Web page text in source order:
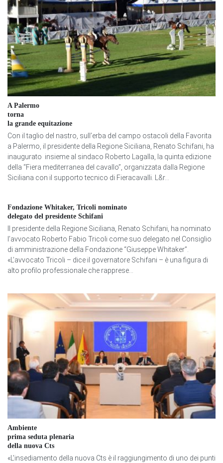
A Palermo
torna
la grande equitazione
Con il taglio del nastro, sull’erba del campo ostacoli della Favorita
a Palermo, il presidente della Regione Siciliana, Renato Schifani, ha
inaugurato insieme al sindaco Roberto Lagalla, la quinta edizione
della “Fiera mediterranea del cavallo”, organizzata dalla Regione
Siciliana con il supporto tecnico di Fieracavalli. L&r...
Fondazione Whitaker, Tricoli nominato
delegato del presidente Schifani
Il presidente della Regione Siciliana, Renato Schifani, ha nominato
l’avvocato Roberto Fabio Tricoli come suo delegato nel Consiglio
di amministrazione della Fondazione “Giuseppe Whitaker”.
«L’avvocato Tricoli – dice il governatore Schifani – è una figura di
alto profilo professionale che rapprese...
Ambiente
prima seduta plenaria
della nuova Cts
«L'insediamento della nuova Cts è il raggiungimento di uno dei punti